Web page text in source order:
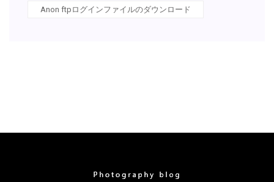
Anon ftpログインファイルのダウンロード